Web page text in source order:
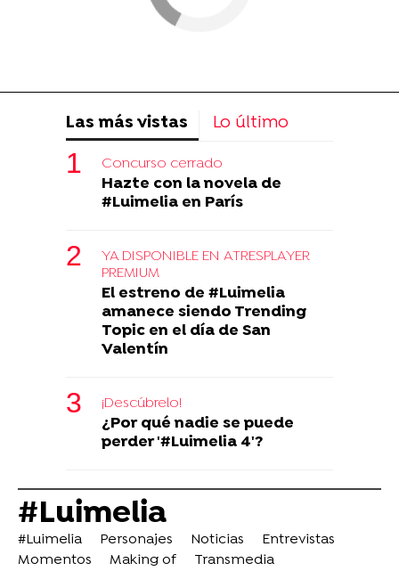
Las más vistas Lo último
Concurso cerrado
Hazte con la novela de
#Luimelia en París
YA DISPONIBLE EN ATRESPLAYER
PREMIUM
El estreno de #Luimelia
amanece siendo Trending
Topic en el día de San
Valentín
¡Descúbrelo!
¿Por qué nadie se puede
perder '#Luimelia 4'?
#Luimelia
#Luimelia Personajes Noticias
Entrevistas
Momentos
Making of Transmedia